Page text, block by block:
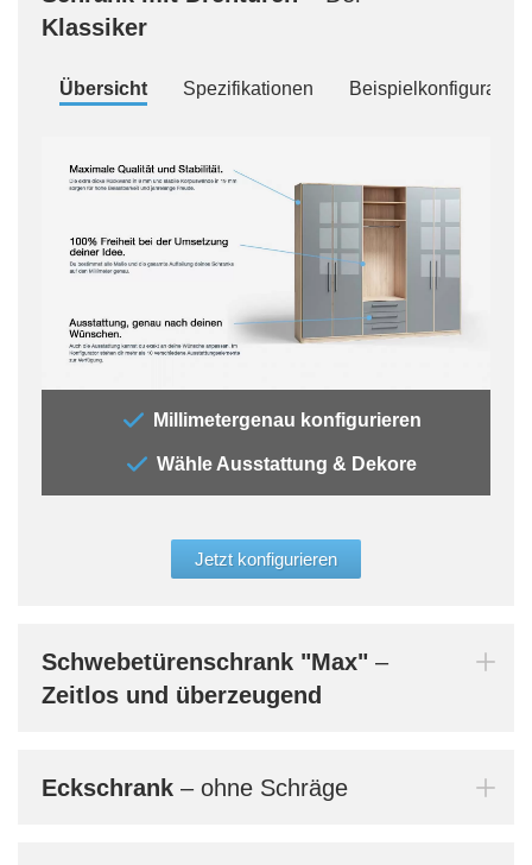
Klassiker
Übersicht Spezifikationen
Millimetergenau konfigurieren
Wähle Ausstattung & Dekore
Jetzt konfigurieren
Schwebetürenschrank "Max" –
Zeitlos und überzeugend
Eckschrank – ohne Schräge